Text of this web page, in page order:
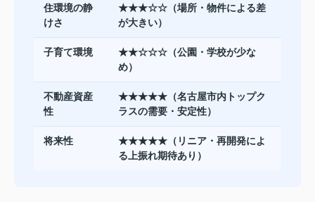
住環境の静
けさ
★★★☆☆（場所・物件による差
が大きい）
子育て環境
★★☆☆☆（公園・学校が少な
め）
不動産資産
性
★★★★★（名古屋市内トップク
ラスの需要・安定性）
将来性
★★★★★（リニア・再開発によ
る上振れ期待あり）